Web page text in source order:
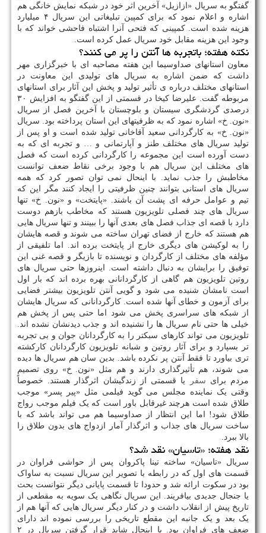
گفتگو به سریال «ازازیل» آخرین اثر خود در شبکه نمایش خانگی هم
اشاره و اعلام نمود که برای کمپین تبلیغاتی این سریال ۴ میلیارد
هزینه شده است. کمپینی که فتحی آنرا اشتباه فاحشی خواند که با
وجود این هزینه مقابل خود سریال عمل کرده است.
نکته هفته؛ باتجربه ها آنتن را پر می کنند؟
معاون استانهای صداوسیما این هفته مصاحبه ای با خبرگزاری مهر
داشت که ضمن اشاره به سریال های تولیدی این معاونت در
استانهای مختلف درباره ی تأثیر تولید و پخش این آثار برای استانهای
مربوطه گفت. علیرضا کیخا در قسمتی از این گفتگو به افزایش ۳۰
درصدی گردشگری سیستان و بلوچستان با آخرین فصل از سریال
«نون. خ» اشاره نمود که به ظرفیتهای این استان پرداخته بود. سریال
«نون. خ» به کارگردانی سعید آقاخانی تولید شده است و او پس از
تولید سریال های مختلف طنز و آپارتمانی و … و تجربه ای که به
دست آورده است این مجموعه را کارگردانی کرده است که فصل
های مختلف این سریال هم با وجود برخی نقاط ضعف توانست
مخاطبش را جذب نماید. با اینحال نمی توان تصور کرد که همه
سریال های استانی بتوانند چنین ظرفیتی را ایجاد کنند مگر این که
تیم و عوامل حرفه ای پشت آن باشند. «پایتخت» و «نون. خ» تنها
سریال های چند فصلی تلویزیون هستند که مخاطب بازهم دوست
دارد با قصه ای جذاب فصل های بعدی آنها را ببینند و تنها سریال هایی
هم هستند که خارج از فضای تهران ساخته می شوند و قصه هایشان
را به لوکیشن های دیگری خارج از پایتخت برده اند. اما تلفیقی از
مؤلفه های مختلف از کارگردان و نویسنده تا بازیگر و قصه غنی این
توفیق را برایشان به دنبال داشته است. اینروزها حتی سریال های
روتین تلویزیون هم گاهی از کارگردانانی بهره برده اند که بار اول
است نامشان شنیده می شود و گویی آنتن تلویزیون بیشتر فضایی
برای آزمون و خطای آنها شده است. کارگردانانی که سریال هایشان
از شبکه های سراسری پخش می شود اما حتی پس از پخش هم
خیلی ها حتی نام سریال ها را نشنیده اند و جذب دیدنشان نشده اند.
تلویزیون می تواند کارهای سبکتر را به کارگردانان جوان و بی تجربه
تر بسپارد و برای آثار روتین و شبانه تلویزیون کارگردانان کارکشته
تری بیاورد تا فقط آنتن پر نکرده باشد. بدین سان هم سریال ها دیده
می شوند، هم تأثیرگذاری دارند و هم مثل «نون. خ» روی تصمیم
مردم برای سفر
یا قسمتی از زندگیشان اثرگذار هستند. خصوصاً
وقتی یک نماینده مجلس می گوید فیلمی مثل «پیر پسر» موجب
طلاق شده است هرچند غیرقابل باور است که یک فیلم موجب رواج
طلاق شود! اما این انتظار از صداوسیما هم می تواند باشد که با
ساخت سریال های جذاب و اثرگذار آمار ازدواج های بدون طلاق را
بالا ببرد.
نقد هفته؛ «تاسیان» نقد شد؟
سریال «تاسیان» ساخته تینا پاکروان پس از حواشی فراوان در
قسمت های اول که در رابطه با تصویر این سریال نسبت به ساواک
بود در سکوت ارائه شد و حدودا تا قسمت پایانی دیگر نتوانست بحث
یا جنجال جدیدی بیافریند. این سریال نگاهی یک سویه به مقطعی از
تاریخ پیش از انقلاب داشت و در کنار دیگر سریال هایی که آنها هم از
یک بعد و یک جانبه این مقطع تاریخی را بررسی نموده اند دارای
ضعف های فراوان بود. با اینحال شاید قرار گرفتن سریال در ۲